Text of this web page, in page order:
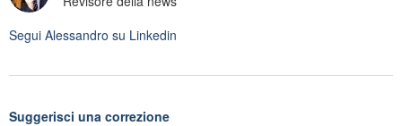
Segui Alessandro su Linkedin
Suggerisci una correzione